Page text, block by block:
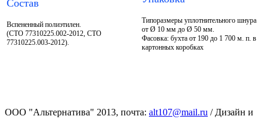
Состав
Вспененный полиэтилен.
(СТО 77310225.002-2012, СТО
77310225.003-2012).
Типоразмеры уплотнительного шнура
от Ø 10 мм до Ø 50 мм.
Фасовка: бухта от 190 до 1 700 м. п. в
картонных коробках
ООО "Альтернатива" 2013, почта: alt107@mail.ru / Дизайн и